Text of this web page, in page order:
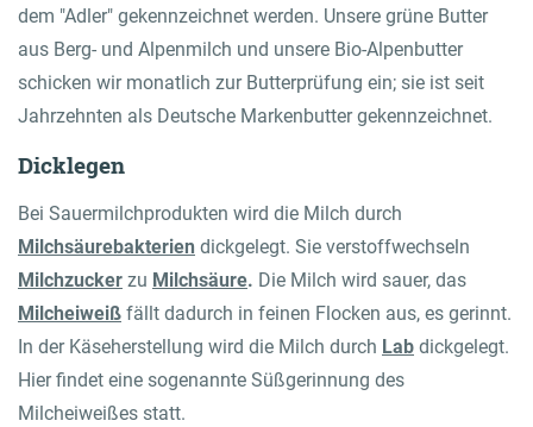
dem "Adler" gekennzeichnet werden. Unsere grüne Butter
aus Berg- und Alpenmilch und unsere Bio-Alpenbutter
schicken wir monatlich zur Butterprüfung ein; sie ist seit
Jahrzehnten als Deutsche Markenbutter gekennzeichnet.
Dicklegen
Bei Sauermilchprodukten wird die Milch durch
Milchsäurebakterien dickgelegt. Sie verstoffwechseln
Milchzucker zu Milchsäure. Die Milch wird sauer, das
Milcheiweiß fällt dadurch in feinen Flocken aus, es gerinnt.
In der Käseherstellung wird die Milch durch Lab dickgelegt.
Hier findet eine sogenannte Süßgerinnung des
Milcheiweißes statt.